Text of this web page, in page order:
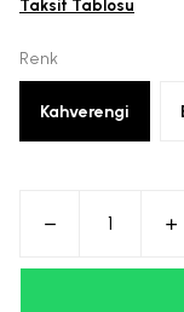
Taksit Tablosu
Renk
Kahverengi